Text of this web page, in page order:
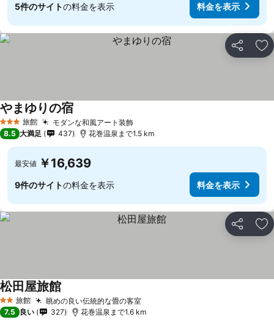
5件のサイトの料金を表示 料金を表示
シェア お
3 ホテルのランク
旅館 モダンな和風アート装飾
やまゆりの宿
8.5 大満足 437 花巻温泉まで1.5 km
最安値 ￥16,639
9件のサイトの料金を表示 料金を表示
シェア お
2 ホテルのランク
旅館 眺めの良い伝統的な畳の客室
松田屋旅館
7.5 良い 327 花巻温泉まで1.6 km